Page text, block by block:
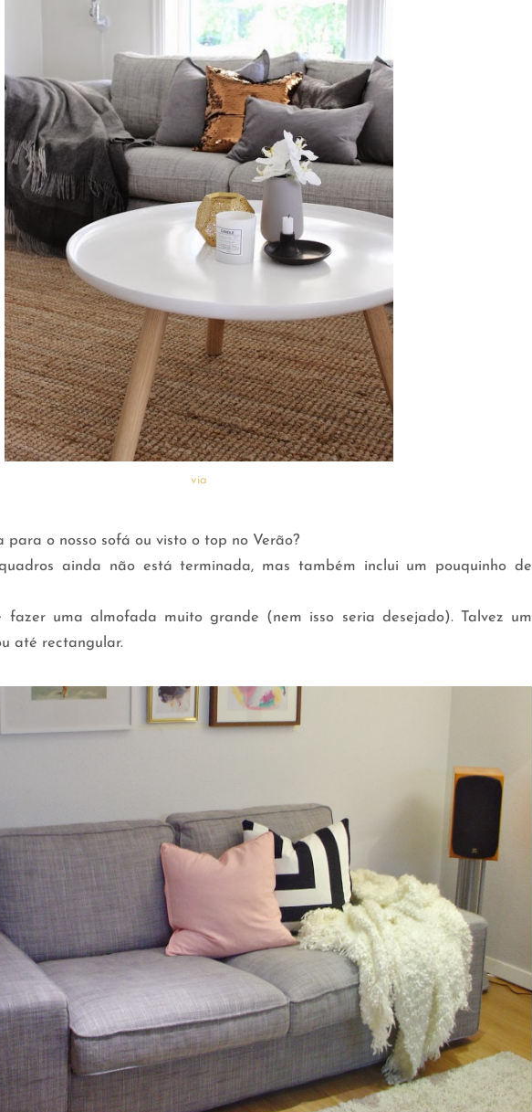
via
para o nosso sofá ou visto o top no Verão?
ainda não está terminada, mas também inclui um pouquinho de
uma almofada muito grande (nem isso seria desejado). Talvez um
até rectangular.